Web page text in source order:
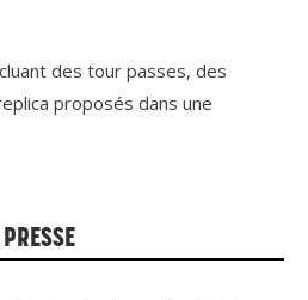
des tour passes, des
proposés dans une